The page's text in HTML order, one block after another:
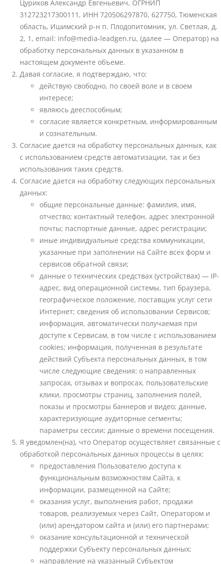
Цуриков Александр Евгеньевич, ОГРНИП
312723217300111, ИНН 720506297870, 627750, Тюменская
область, Ишимский р-н п. Плодопитомник, ул. Светлая, д.
2, 1, email: info@media-leadgen.ru, (далее — Оператор) на
обработку персональных данных в указанном в
настоящем документе объеме.
Давая согласие, я подтверждаю, что:
действую свободно, по своей воле и в своем
интересе;
являюсь дееспособным;
согласие является конкретным, информированным
и сознательным.
Согласие дается на обработку персональных данных, как
с использованием средств автоматизации, так и без
использования таких средств.
Согласие дается на обработку следующих персональных
данных:
общие персональные данные: фамилия, имя,
отчество; контактный телефон, адрес электронной
почты; паспортные данные, адрес регистрации;
иные индивидуальные средства коммуникации,
указанные при заполнении на Сайте всех форм и
сервисов обратной связи;
данные о технических средствах (устройствах) — IP-
адрес, вид операционной системы, тип браузера,
географическое положение, поставщик услуг сети
Интернет; сведения об использовании Сервисов;
информация, автоматически получаемая при
доступе к Сервисам, в том числе с использованием
cookies; информация, полученная в результате
действий Субъекта персональных данных, в том
числе следующие сведения: о направленных
запросах, отзывах и вопросах, пользовательские
клики, просмотры страниц, заполнения полей,
показы и просмотры баннеров и видео; данные,
характеризующие аудиторные сегменты;
параметры сессии; данные о времени посещения.
Я уведомлен(на), что Оператор осуществляет связанные с
обработкой персональных данных процессы в целях:
предоставления Пользователю доступа к
функциональным возможностям Сайта, к
информации, размещенной на Сайте;
оказания услуг, выполнения работ, продажи
товаров, реализуемых через Сайт, Оператором и
(или) арендатором сайта и (или) его партнерами;
оказание консультационной и технической
поддержки Субъекту персональных данных;
направление на указанный Субъектом